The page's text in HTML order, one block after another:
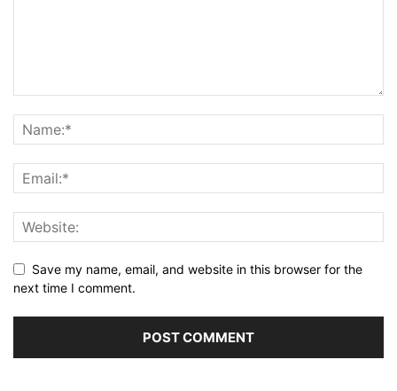
Save my name, email, and website in this browser for the
next time I comment.